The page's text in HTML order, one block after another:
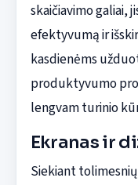
skaičiavimo galiai,
efektyvumą ir
kasdienėms
produktyvumo
lengvam turinio
Ekranas ir
Siekiant